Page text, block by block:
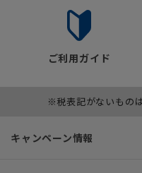
ご利用ガイド
※税表記がないもの
キャンペーン情報